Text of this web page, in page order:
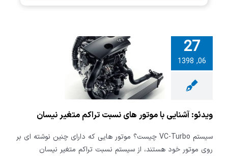
27
06, 1398
آشنایی با
نیسان
ویدئو: آشنایی با موتور های نسبت تراکم متغیر نیسان
سیستم VC-Turbo چیست؟ موتور هایی که دارای چنین نوشته ای بر
روی موتور خود هستند، از سیستم نسبت تراکم متغیر نیسان